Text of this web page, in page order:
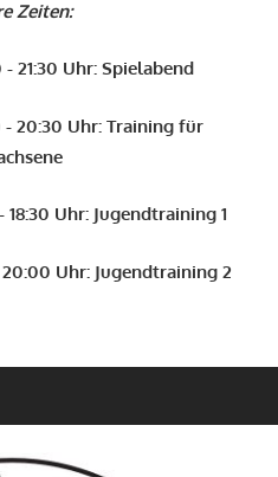
Zeiten:
- 21:30 Uhr: Spielabend
- 20:30 Uhr: Training für
18:30 Uhr: Jugendtraining 1
Uhr: Jugendtraining 2